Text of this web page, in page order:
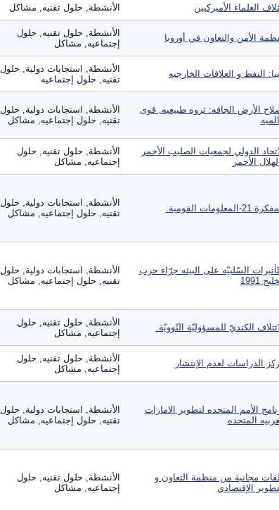
العلماء الأميركيين الأنشطة, حلول تقنيه, مشاكل
الأمن والتعاون في أوروبا
الأنشطة, حلول تقنيه, حلول
إجتماعيه, مشاكل
النفط و العلاقات الخارجيه
الأنشطة, استجابات دولية, حلول
تقنيه, حلول إجتماعيه
الأرض الجافه: ثروه طبيعيه, قوى
الأنشطة, استجابات دولية, حلول
تقنيه, حلول إجتماعيه, مشاكل
الدولي لجمعيات الصليب الأحمر
الأحمر
الأنشطة, حلول تقنيه, حلول
إجتماعيه, مشاكل
21-المعلومات القومية.
الأنشطة, استجابات دولية, حلول
تقنيه, حلول إجتماعيه, مشاكل
السّلبيّه على البيئه جرّاء حرب
1991
الأنشطة, استجابات دولية, حلول
تقنيه, حلول إجتماعيه, مشاكل
الكنديّ للمسؤوليّة النّوويّة.
الأنشطة, حلول تقنيه, حلول
إجتماعيه, مشاكل
الدراسات لعدم الإنتشار
الأنشطة, حلول تقنيه, حلول
إجتماعيه, مشاكل
الأمم المتحده لتطوير الامارات
المتحده
الأنشطة, استجابات دولية, حلول
تقنيه, حلول إجتماعيه, مشاكل
مجانية من منظمة التعاون و
الإقتصادي
الأنشطة, حلول تقنيه, حلول
إجتماعيه, مشاكل